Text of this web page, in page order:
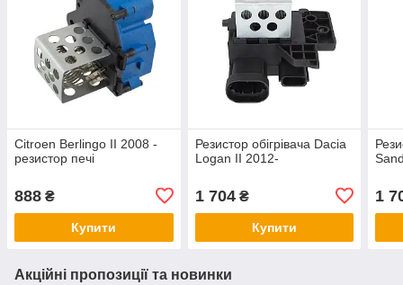
Citroen Berlingo II 2008 -
резистор печі
888 ₴
Купити
Резистор обігрівача Dacia
Logan II 2012-
1 704₴
Купити
1
Акційні пропозиції та новинки